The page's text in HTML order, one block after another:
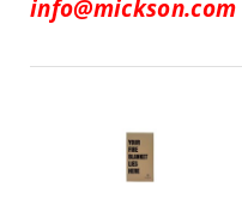
info@mickson.com